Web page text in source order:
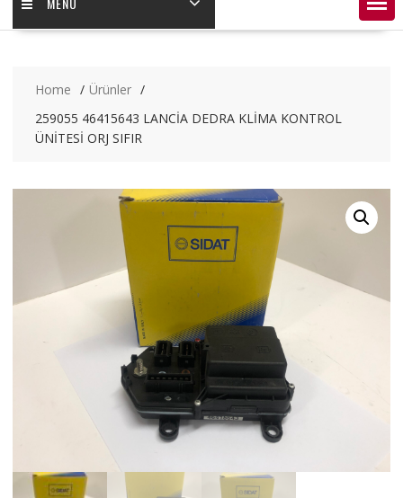
Home
Ürünler
259055 46415643 LANCİA DEDRA KLİMA KONTROL
ÜNİTESİ ORJ SIFIR